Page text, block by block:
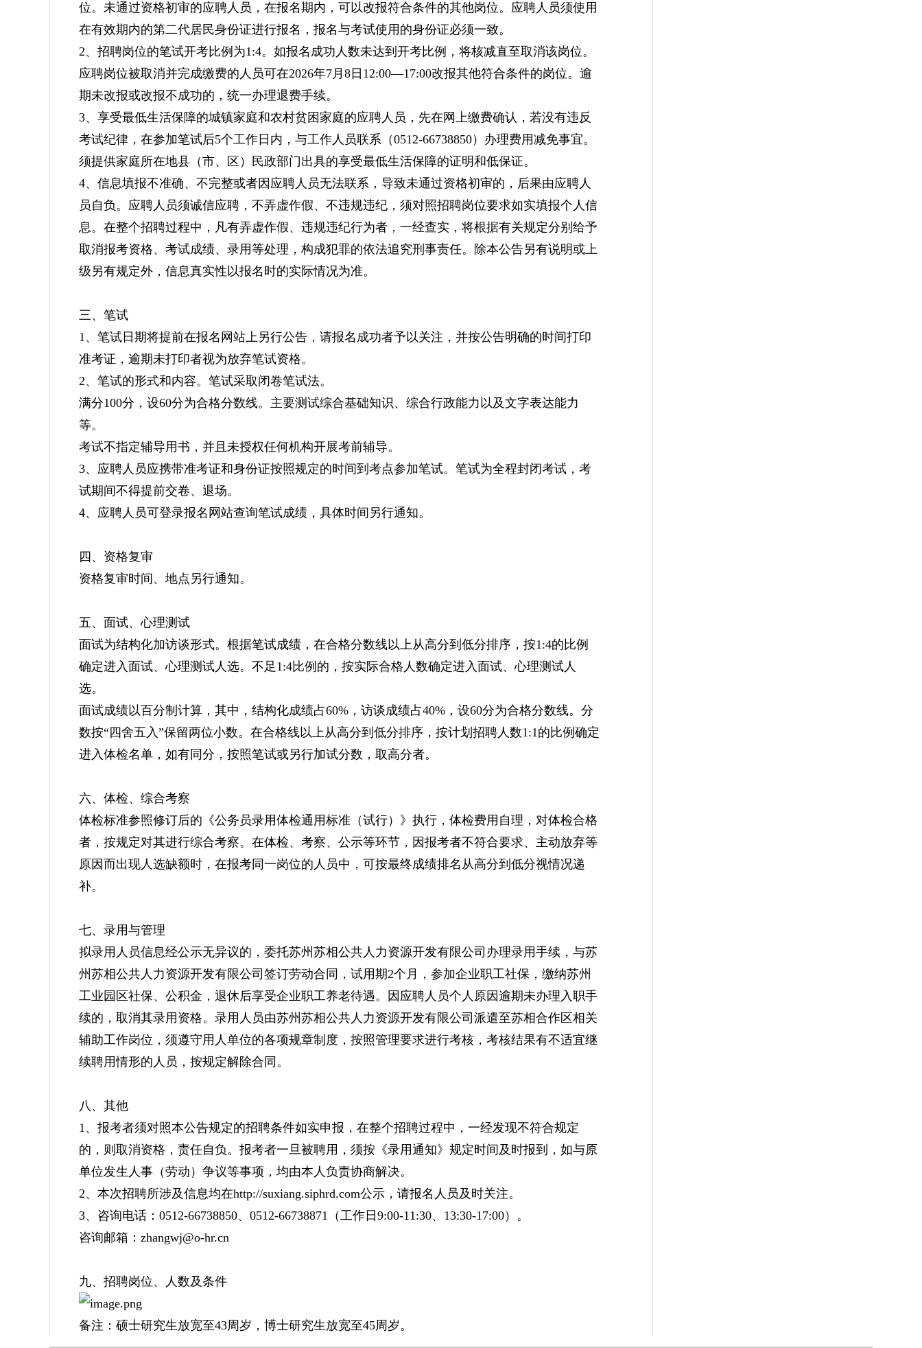
位。未通过资格初审的应聘人员，在报名期内，可以改报符合条件的其他岗位。应聘人员须使用
在有效期内的第二代居民身份证进行报名，报名与考试使用的身份证必须一致。
2、招聘岗位的笔试开考比例为1:4。如报名成功人数未达到开考比例，将核减直至取消该岗位。
应聘岗位被取消并完成缴费的人员可在2026年7月8日12:00—17:00改报其他符合条件的岗位。逾
期未改报或改报不成功的，统一办理退费手续。
3、享受最低生活保障的城镇家庭和农村贫困家庭的应聘人员，先在网上缴费确认，若没有违反
考试纪律，在参加笔试后5个工作日内，与工作人员联系（0512-66738850）办理费用减免事宜。
须提供家庭所在地县（市、区）民政部门出具的享受最低生活保障的证明和低保证。
4、信息填报不准确、不完整或者因应聘人员无法联系，导致未通过资格初审的，后果由应聘人
员自负。应聘人员须诚信应聘，不弄虚作假、不违规违纪，须对照招聘岗位要求如实填报个人信
息。在整个招聘过程中，凡有弄虚作假、违规违纪行为者，一经查实，将根据有关规定分别给予
取消报考资格、考试成绩、录用等处理，构成犯罪的依法追究刑事责任。除本公告另有说明或上
级另有规定外，信息真实性以报名时的实际情况为准。
三、笔试
1、笔试日期将提前在报名网站上另行公告，请报名成功者予以关注，并按公告明确的时间打印
准考证，逾期未打印者视为放弃笔试资格。
2、笔试的形式和内容。笔试采取闭卷笔试法。
满分100分，设60分为合格分数线。主要测试综合基础知识、综合行政能力以及文字表达能力
等。
考试不指定辅导用书，并且未授权任何机构开展考前辅导。
3、应聘人员应携带准考证和身份证按照规定的时间到考点参加笔试。笔试为全程封闭考试，考
试期间不得提前交卷、退场。
4、应聘人员可登录报名网站查询笔试成绩，具体时间另行通知。
四、资格复审
资格复审时间、地点另行通知。
五、面试、心理测试
面试为结构化加访谈形式。根据笔试成绩，在合格分数线以上从高分到低分排序，按1:4的比例
确定进入面试、心理测试人选。不足1:4比例的，按实际合格人数确定进入面试、心理测试人
选。
面试成绩以百分制计算，其中，结构化成绩占60%，访谈成绩占40%，设60分为合格分数线。分
数按“四舍五入”保留两位小数。在合格线以上从高分到低分排序，按计划招聘人数1:1的比例确定
进入体检名单，如有同分，按照笔试或另行加试分数，取高分者。
六、体检、综合考察
体检标准参照修订后的《公务员录用体检通用标准（试行）》执行，体检费用自理，对体检合格
者，按规定对其进行综合考察。在体检、考察、公示等环节，因报考者不符合要求、主动放弃等
原因而出现人选缺额时，在报考同一岗位的人员中，可按最终成绩排名从高分到低分视情况递
补。
七、录用与管理
拟录用人员信息经公示无异议的，委托苏州苏相公共人力资源开发有限公司办理录用手续，与苏
州苏相公共人力资源开发有限公司签订劳动合同，试用期2个月，参加企业职工社保，缴纳苏州
工业园区社保、公积金，退休后享受企业职工养老待遇。因应聘人员个人原因逾期未办理入职手
续的，取消其录用资格。录用人员由苏州苏相公共人力资源开发有限公司派遣至苏相合作区相关
辅助工作岗位，须遵守用人单位的各项规章制度，按照管理要求进行考核，考核结果有不适宜继
续聘用情形的人员，按规定解除合同。
八、其他
1、报考者须对照本公告规定的招聘条件如实申报，在整个招聘过程中，一经发现不符合规定
的，则取消资格，责任自负。报考者一旦被聘用，须按《录用通知》规定时间及时报到，如与原
单位发生人事（劳动）争议等事项，均由本人负责协商解决。
2、本次招聘所涉及信息均在http://suxiang.siphrd.com公示，请报名人员及时关注。
3、咨询电话：0512-66738850、0512-66738871（工作日9:00-11:30、13:30-17:00）。
咨询邮箱：zhangwj@o-hr.cn
九、招聘岗位、人数及条件
备注：硕士研究生放宽至43周岁，博士研究生放宽至45周岁。